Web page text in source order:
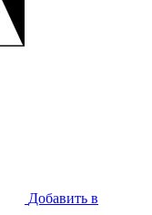
Добавить в